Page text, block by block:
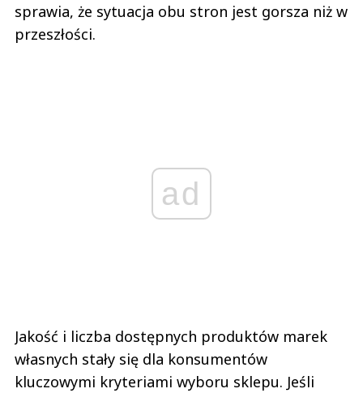
sprawia, że sytuacja obu stron jest gorsza niż w
przeszłości.
ad
Jakość i liczba dostępnych produktów marek
własnych stały się dla konsumentów
kluczowymi kryteriami wyboru sklepu. Jeśli